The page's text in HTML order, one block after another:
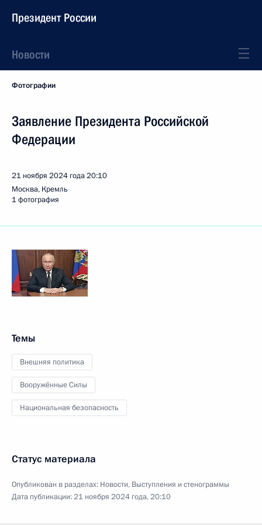
Президент России
Новости
Фотографии
Заявление Президента Российской
Федерации
21 ноября 2024 года20:10
Москва, Кремль
1 фотография
Темы
Внешняя политика
Вооружённые Силы
Национальная безопасность
Статус материала
Опубликован в разделах: Новости, Выступления и стенограммы
Дата публикации:21 ноября 2024 года, 20:10